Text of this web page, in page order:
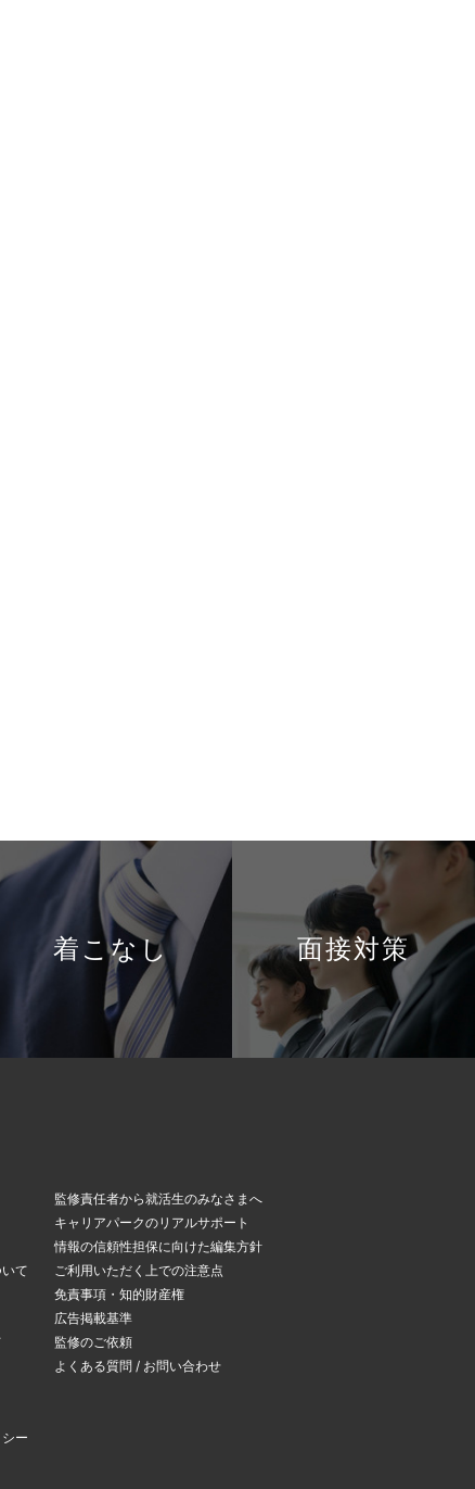
着こなし 面接対策
て
ー
監修責任者から就活生のみなさまへ
キャリアパークのリアルサポート
情報の信頼性担保に向けた編集方針
ご利用いただく上での注意点
免責事項・知的財産権
広告掲載基準
監修のご依頼
よくある質問 / お問い合わせ